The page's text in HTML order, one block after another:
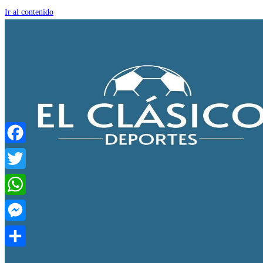
Ir al contenido
Facebook
Twitter
WhatsApp
Messenger